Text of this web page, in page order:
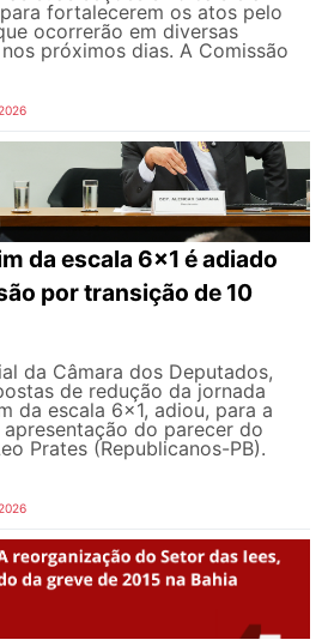
fortalecerem os atos pelo
ocorrerão em diversas
próximos dias. A Comissão
da escala 6x1 é adiado
por transição de 10
da Câmara dos Deputados,
de redução da jornada
da escala 6x1, adiou, para a
do parecer do
Prates (Republicanos-PB).